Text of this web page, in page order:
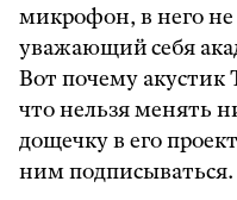
микрофон, в него
уважающий себя
Вот почему акустик
что нельзя менять
дощечку в его
ним подписываться.